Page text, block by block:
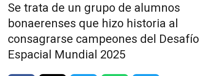
Se trata de un grupo de alumnos
bonaerenses que hizo historia al
consagrarse campeones del Desafío
Espacial Mundial 2025